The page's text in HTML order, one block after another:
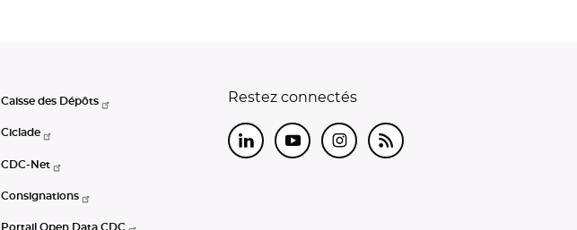
Caisse des Dépôts
Ciclade
CDC-Net
Consignations
Portail Open Data CDC
Restez connectés
LinkedInYoutubeInstagram
RSS